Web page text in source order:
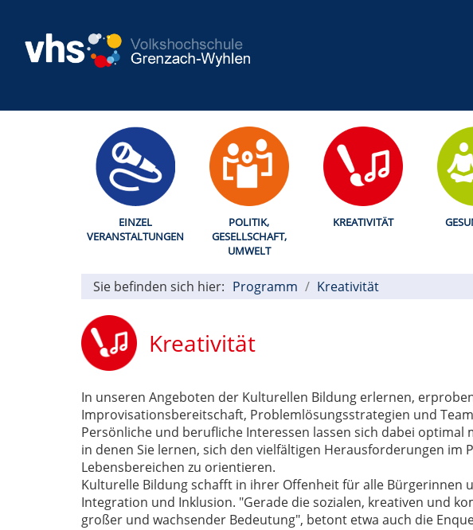
EINZEL
VERANSTALTUNGEN
POLITIK,
GESELLSCHAFT,
UMWELT
KREATIVITÄT
Sie befinden sich hier: Programm Kreativität
Kreativität
In unseren Angeboten der Kulturellen Bildung erlernen,
Improvisationsbereitschaft, Problemlösungsstrategien und
Persönliche und berufliche Interessen lassen sich dabei
in denen Sie lernen, sich den vielfältigen Herausforderungen im
Lebensbereichen zu orientieren.
Kulturelle Bildung schafft in ihrer Offenheit für alle Bürgerinnen
Integration und Inklusion. "Gerade die sozialen, kreativen und
großer und wachsender Bedeutung", betont etwa auch die